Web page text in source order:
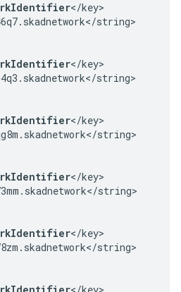
</key>
string>
</key>
string>
</key>
string>
</key>
string>
</key>
string>